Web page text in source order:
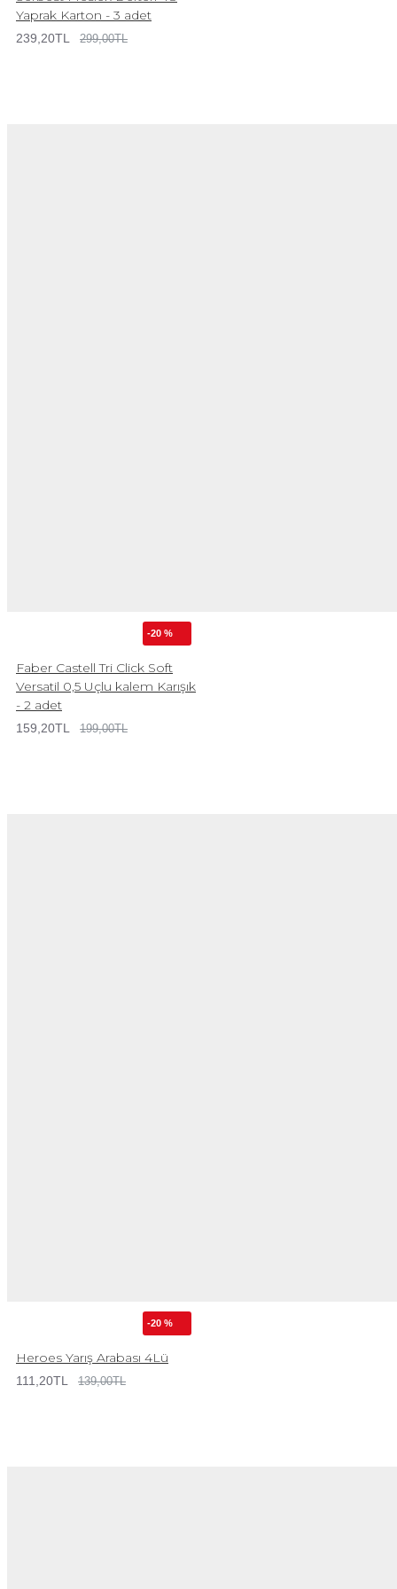
Yaprak Karton - 3 adet
239,20TL 299,00TL
-20 %
Faber Castell Tri Click Soft
Versatil 0,5 Uçlu kalem Karışık
- 2 adet
159,20TL 199,00TL
-20 %
Heroes Yarış Arabası 4Lü
111,20TL 139,00TL